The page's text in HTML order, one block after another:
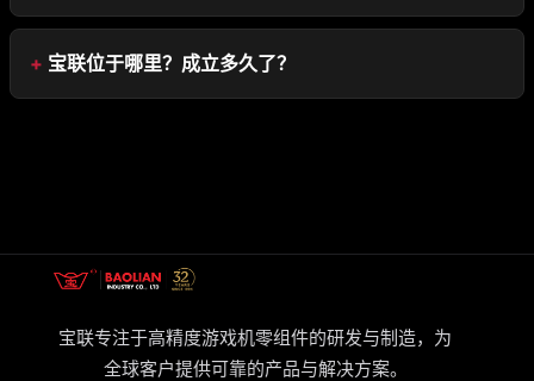
宝联位于哪里？成立多久了？
宝联专注于高精度游戏机零组件的研发与制造，为
全球客户提供可靠的产品与解决方案。